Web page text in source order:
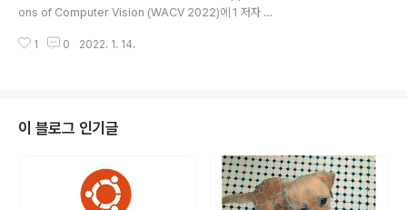
- Waikoloa Village · 68-3916 Paniolo Ave, Waiko
ons of Computer Vision (WACV 2022)에 1 저자 논
로 하와이에 방문했다. https://openaccess.thecvf.co
pository Robust Lane Detection via Expanded S
elf Attention Minhyeok Lee, Junhyeop Lee, Dog
1 0 2022. 1. 14.
이 블로그 인기글